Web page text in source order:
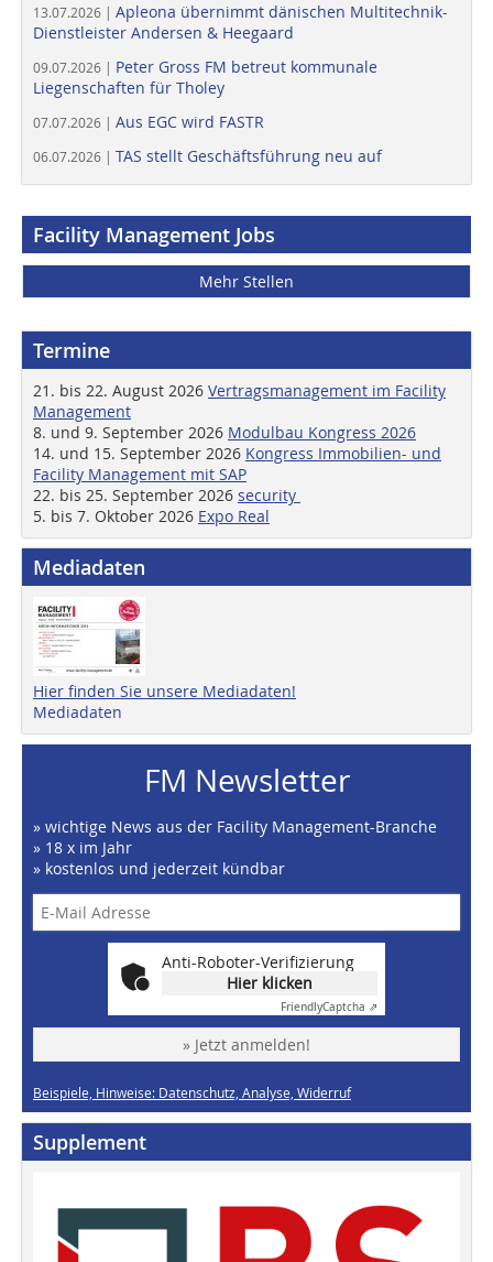
13.07.2026 | Apleona übernimmt dänischen Multitechnik-
Dienstleister Andersen & Heegaard
09.07.2026 | Peter Gross FM betreut kommunale
Liegenschaften für Tholey
07.07.2026 | Aus EGC wird FASTR
06.07.2026 | TAS stellt Geschäftsführung neu auf
Facility Management Jobs
Mehr Stellen
Termine
21. bis 22. August 2026 Vertragsmanagement im Facility
Management
8. und 9. September 2026 Modulbau Kongress 2026
14. und 15. September 2026 Kongress Immobilien- und
Facility Management mit SAP
22. bis 25. September 2026 security
5. bis 7. Oktober 2026 Expo Real
Mediadaten
Hier finden Sie unsere Mediadaten!
Mediadaten
FM Newsletter
» wichtige News aus der Facility Management-Branche
» 18 x im Jahr
» kostenlos und jederzeit kündbar
Anti-Roboter-Verifizierung
Hier klicken
FriendlyCaptcha ⇗
» Jetzt anmelden!
Beispiele, Hinweise: Datenschutz, Analyse, Widerruf
Supplement